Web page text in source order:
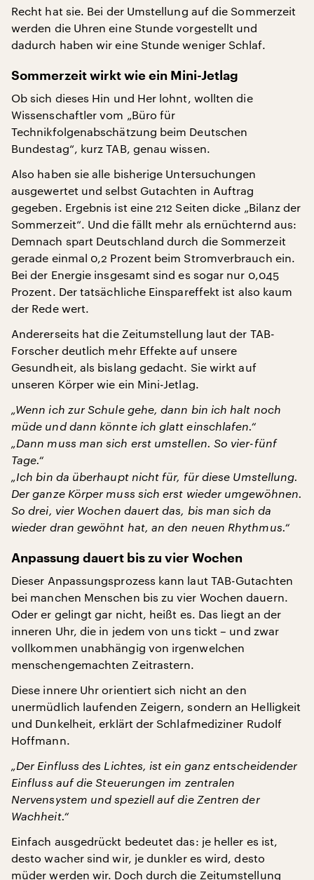
Recht hat sie. Bei der Umstellung auf die Sommerzeit
werden die Uhren eine Stunde vorgestellt und
dadurch haben wir eine Stunde weniger Schlaf.
Sommerzeit wirkt wie ein Mini-Jetlag
Ob sich dieses Hin und Her lohnt, wollten die
Wissenschaftler vom „Büro für
Technikfolgenabschätzung beim Deutschen
Bundestag“, kurz TAB, genau wissen.
Also haben sie alle bisherige Untersuchungen
ausgewertet und selbst Gutachten in Auftrag
gegeben. Ergebnis ist eine 212 Seiten dicke „Bilanz der
Sommerzeit“. Und die fällt mehr als ernüchternd aus:
Demnach spart Deutschland durch die Sommerzeit
gerade einmal 0,2 Prozent beim Stromverbrauch ein.
Bei der Energie insgesamt sind es sogar nur 0,045
Prozent. Der tatsächliche Einspareffekt ist also kaum
der Rede wert.
Andererseits hat die Zeitumstellung laut der TAB-
Forscher deutlich mehr Effekte auf unsere
Gesundheit, als bislang gedacht. Sie wirkt auf
unseren Körper wie ein Mini-Jetlag.
„Wenn ich zur Schule gehe, dann bin ich halt noch
müde und dann könnte ich glatt einschlafen.“
„Dann muss man sich erst umstellen. So vier-fünf
Tage.“
„Ich bin da überhaupt nicht für, für diese Umstellung.
Der ganze Körper muss sich erst wieder umgewöhnen.
So drei, vier Wochen dauert das, bis man sich da
wieder dran gewöhnt hat, an den neuen Rhythmus.“
Anpassung dauert bis zu vier Wochen
Dieser Anpassungsprozess kann laut TAB-Gutachten
bei manchen Menschen bis zu vier Wochen dauern.
Oder er gelingt gar nicht, heißt es. Das liegt an der
inneren Uhr, die in jedem von uns tickt – und zwar
vollkommen unabhängig von irgenwelchen
menschengemachten Zeitrastern.
Diese innere Uhr orientiert sich nicht an den
unermüdlich laufenden Zeigern, sondern an Helligkeit
und Dunkelheit, erklärt der Schlafmediziner Rudolf
Hoffmann.
„Der Einfluss des Lichtes, ist ein ganz entscheidender
Einfluss auf die Steuerungen im zentralen
Nervensystem und speziell auf die Zentren der
Wachheit.“
Einfach ausgedrückt bedeutet das: je heller es ist,
desto wacher sind wir, je dunkler es wird, desto
müder werden wir. Doch durch die Zeitumstellung